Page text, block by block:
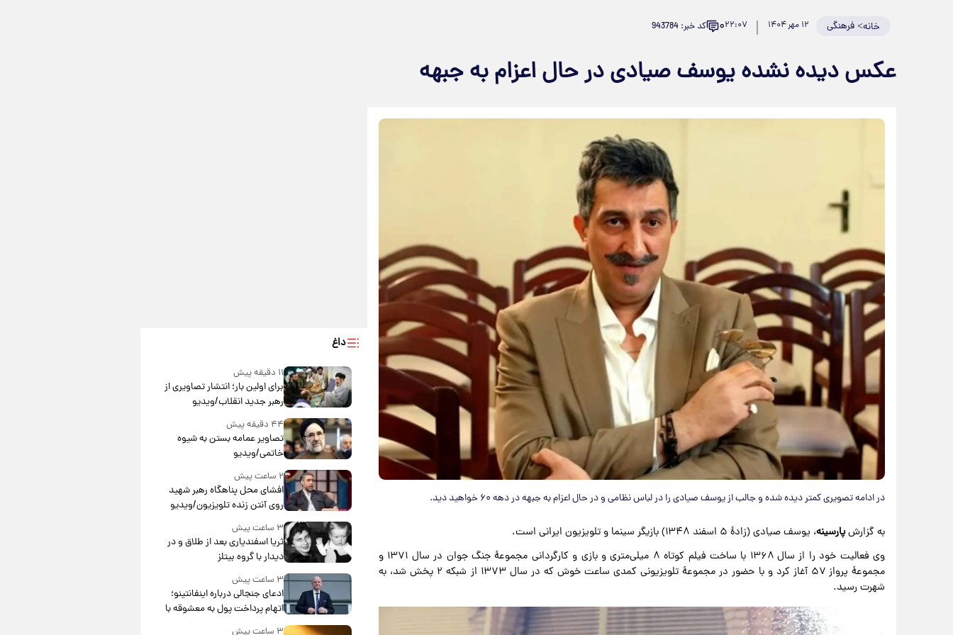
خانه>فرهنگی ۱۲ مهر ۱۴۰۴ ۲۲:۰۷۰ کد خبر: 943784
عکس دیده نشده یوسف صیادی در حال اعزام به جبهه
در ادامه تصویری کمتر دیده شده و جالب از یوسف صیادی را در لباس نظامی و در حال اعزام به جبهه در دهه ۶۰ خواهید دید.
به گزارشپارسینه، یوسف صیادی (زادهٔ ۵ اسفند ۱۳۴۸) بازیگر سینما و تلویزیون ایرانی است.
وی فعالیت خود را از سال ۱۳۶۸ با ساخت فیلم کوتاه ۸ میلی‌متری و بازی و کارگردانی مجموعهٔ جنگ جوان در سال ۱۳۷۱ و
مجموعهٔ پرواز ۵۷ آغاز کرد و با حضور در مجموعهٔ تلویزیونی کمدی ساعت خوش که در سال ۱۳۷۳ از شبکه ۲ پخش شد، به
شهرت رسید.
داغ
۱۱ دقیقه پیش
برای اولین بار؛ انتشار تصاویری از
رهبر جدید انقلاب/ویدیو
۴۴ دقیقه پیش
تصاویر عمامه بستن به شیوه
خاتمی/ویدیو
۲ ساعت پیش
افشای محل پناهگاه‌ رهبر شهید
روی آنتن زنده تلویزیون/ویدیو
۳ ساعت پیش
ثریا اسفندیاری بعد از طلاق و در
دیدار با گروه بیتلز
۳ ساعت پیش
ادعای جنجالی درباره اینفانتینو؛
اتهام پرداخت پول به معشوقه با
۳ ساعت پیش